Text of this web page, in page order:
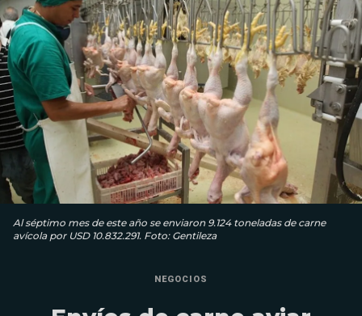
Al séptimo mes de este año se enviaron 9.124 toneladas de carne
avícola por USD 10.832.291. Foto: Gentileza
NEGOCIOS